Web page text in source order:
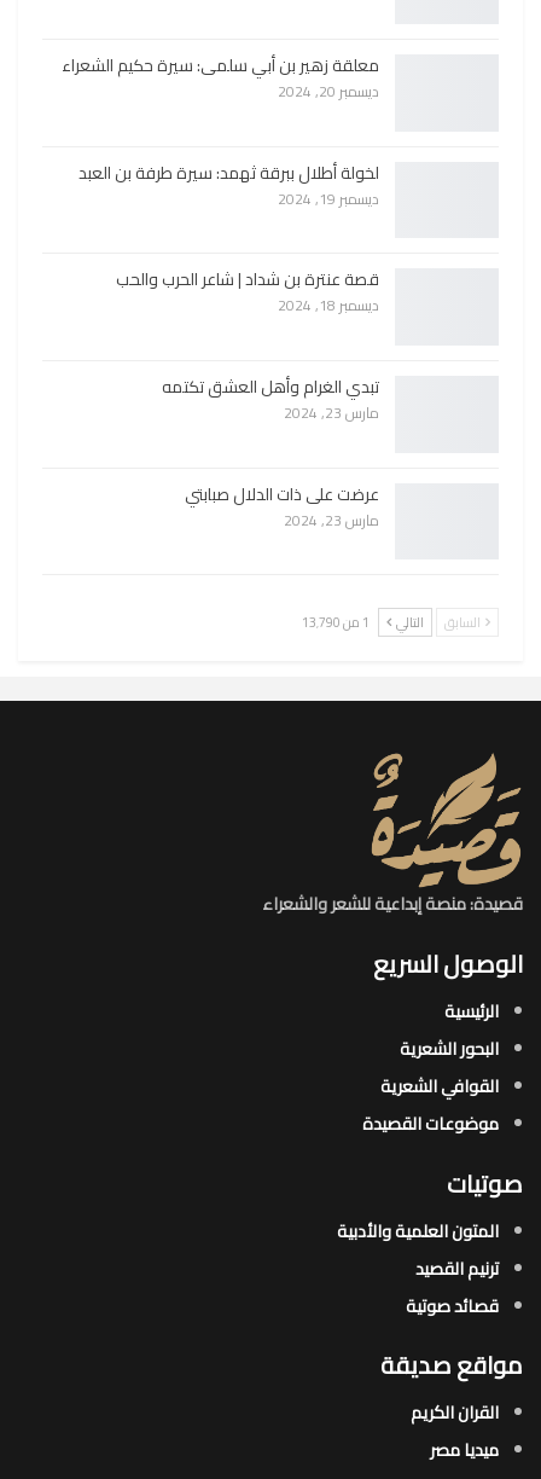
معلقة زهير بن أبي سلمى: سيرة حكيم الشعراء
ديسمبر 20, 2024
لخولة أطلال ببرقة ثهمد: سيرة طرفة بن العبد
ديسمبر 19, 2024
قصة عنترة بن شداد | شاعر الحرب والحب
ديسمبر 18, 2024
تبدي الغرام وأهل العشق تكتمه
مارس 23, 2024
عرضت على ذات الدلال صبابتي
مارس 23, 2024
السابق التالي 1 من 13٬790
قصيدة: منصة إبداعية للشعر والشعراء
الوصول السريع
الرئيسية
البحور الشعرية​
القوافي الشعرية​
موضوعات القصيدة​
صوتيات
المتون العلمية والأدبية
ترنيم القصيد
قصائد صوتية
مواقع صديقة
القران الكريم
ميديا مصر